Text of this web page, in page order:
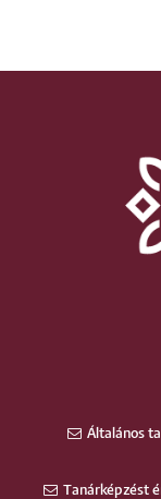
Általános
Tanárképzést